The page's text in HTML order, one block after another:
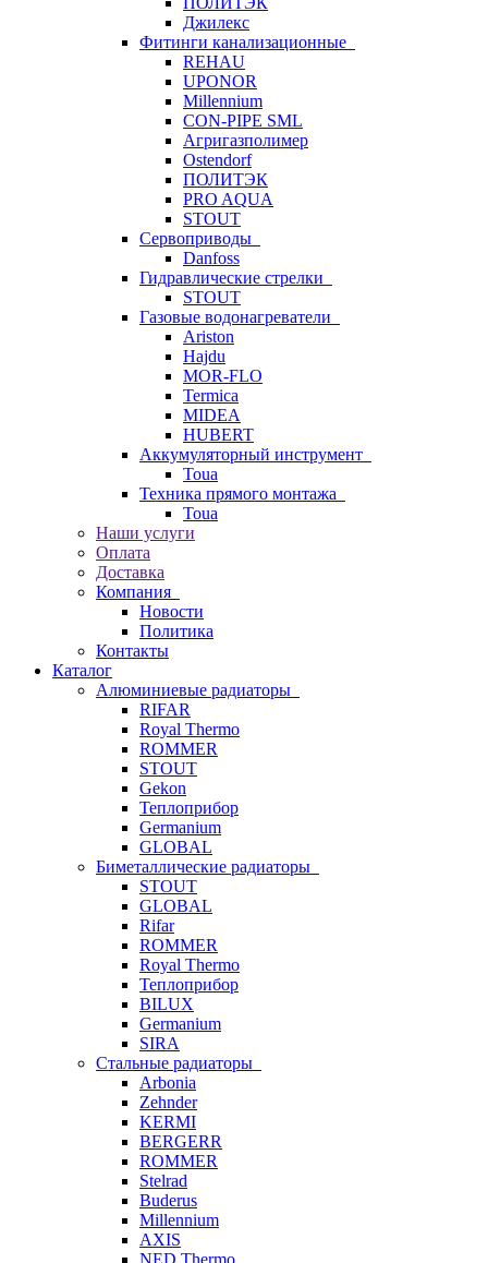
Джилекс
Фитинги канализационные
REHAU
UPONOR
Millennium
CON-PIPE SML
Агригазполимер
Ostendorf
ПОЛИТЭК
PRO AQUA
STOUT
Сервоприводы
Danfoss
Гидравлические стрелки
STOUT
Газовые водонагреватели
Ariston
Hajdu
MOR-FLO
Termica
MIDEA
HUBERT
Аккумуляторный инструмент
Toua
Техника прямого монтажа
Toua
Наши услуги
Оплата
Доставка
Компания
Новости
Политика
Контакты
Каталог
Алюминиевые радиаторы
RIFAR
Royal Thermo
ROMMER
STOUT
Gekon
Теплоприбор
Germanium
GLOBAL
Биметаллические радиаторы
STOUT
GLOBAL
Rifar
ROMMER
Royal Thermo
Теплоприбор
BILUX
Germanium
SIRA
Стальные радиаторы
Arbonia
Zehnder
KERMI
BERGERR
ROMMER
Stelrad
Buderus
Millennium
AXIS
NED Thermo